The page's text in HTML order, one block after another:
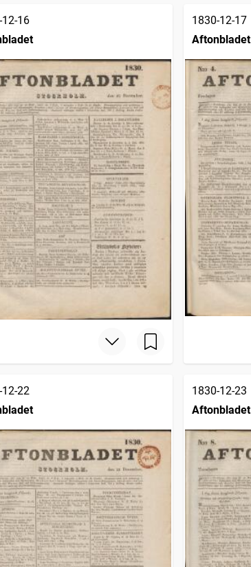
16
1830-12-17
Aftonbladet
22
1830-12-23
Aftonbladet